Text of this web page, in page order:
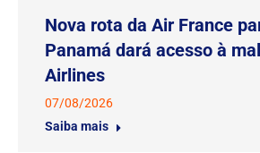
Nova rota da Air France
Panamá dará acesso à
Airlines
07/08/2026
Saiba mais